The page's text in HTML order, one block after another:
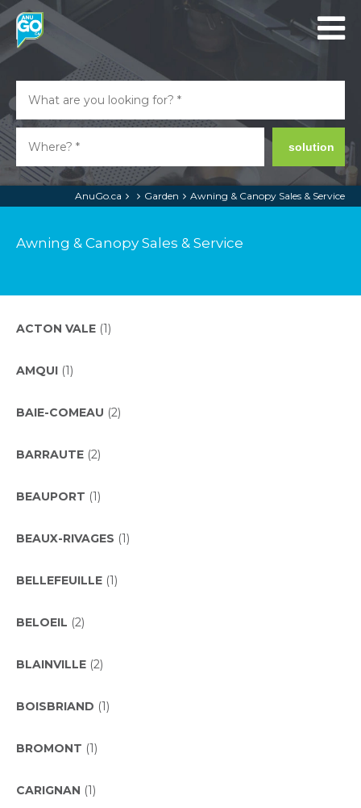
solution
AnuGo.ca Garden Awning & Canopy Sales & Service
Awning & Canopy Sales & Service
ACTON VALE (1)
AMQUI (1)
BAIE-COMEAU (2)
BARRAUTE (2)
BEAUPORT (1)
BEAUX-RIVAGES (1)
BELLEFEUILLE (1)
BELOEIL (2)
BLAINVILLE (2)
BOISBRIAND (1)
BROMONT (1)
CARIGNAN (1)